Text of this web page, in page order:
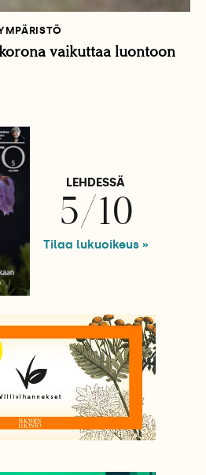
vaikuttaa luontoon
LEHDESSÄ
5/10
Tilaa lukuoikeus »